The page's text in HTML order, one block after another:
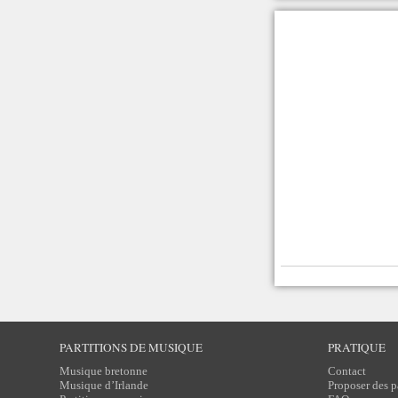
PARTITIONS DE MUSIQUE
Musique bretonne
Musique d’Irlande
PRATIQUE
Contact
Proposer des